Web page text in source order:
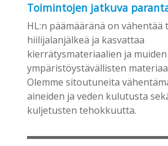
Toimintojen jatkuva
HL:n päämääränä on vähentää
hiilijalanjälkeä ja kasvattaa
kierrätysmateriaalien ja muiden
ympäristöystävällisten
Olemme sitoutuneita
aineiden ja veden kulutusta
kuljetusten tehokkuutta.